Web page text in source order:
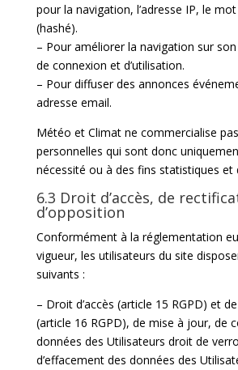
pour la navigation, l’adresse IP, le
(hashé).
– Pour améliorer la navigation sur
de connexion et d’utilisation.
– Pour diffuser des annonces
adresse email.
Météo et Climat ne commercialise
personnelles qui sont donc
nécessité ou à des fins statistiques et
6.3 Droit d’accès, de
d’opposition
Conformément à la réglementation
vigueur, les utilisateurs du site
suivants :
– Droit d’accès (article 15 RGPD) et
(article 16 RGPD), de mise à jour, de
données des Utilisateurs droit de
d’effacement des données des